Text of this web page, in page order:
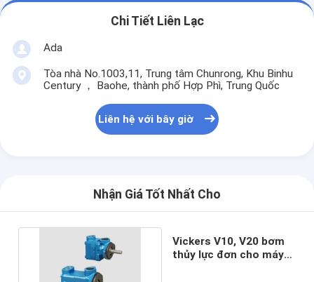
Chi Tiết Liên Lạc
Ada
Tòa nhà No.1003,11, Trung tâm Chunrong, Khu Binhu
Century ， Baohe, thành phố Hợp Phì, Trung Quốc
Liên hệ với bây giờ
Nhận Giá Tốt Nhất Cho
Vickers V10, V20 bơm
thủy lực đơn cho máy